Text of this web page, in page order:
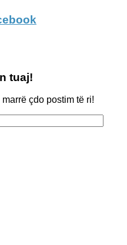
tuaj!
çdo postim të ri!